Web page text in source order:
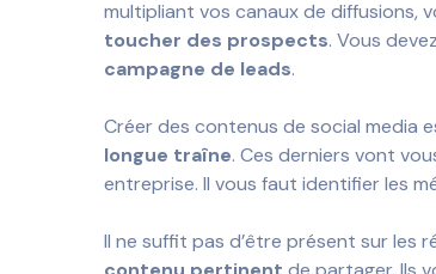
multipliant vos canaux de diffusions,
toucher des prospects. Vous
campagne de leads.
Créer des contenus de social media
longue traîne. Ces derniers vont
entreprise. Il vous faut identifier les
Il ne suffit pas d’être présent sur les